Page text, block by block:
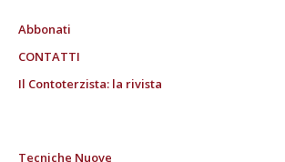
Abbonati
CONTATTI
Il Contoterzista: la rivista
Tecniche Nuove